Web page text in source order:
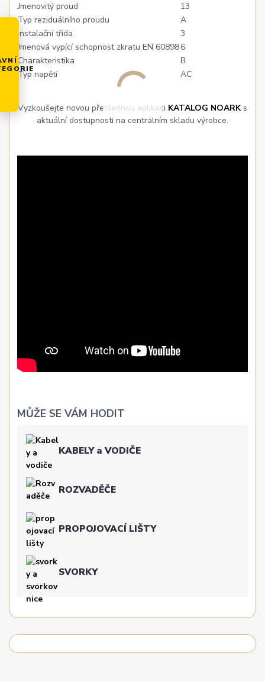
Jmenovitý proud
13
Typ reziduálního proudu
A
Instalační třída
3
Jmenová vypící schopnost zkratu EN 608986
Charakteristika
B
Typ napětí
AC
Vyzkoušejte novou přehlednou aplikaci KATALOG NOARKs
aktuální dostupností na centrálním skladu výrobce.
MŮŽE SE VÁM HODIT
KABELY a VODIČE
ROZVADĚČE
PROPOJOVACÍ LIŠTY
SVORKY